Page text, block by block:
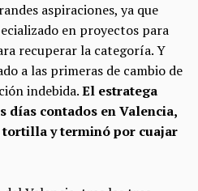
aspiraciones, ya que
en proyectos para
recuperar la categoría. Y
a las primeras de cambio de
indebida.El estratega
días contados en Valencia,
y terminó por cuajar